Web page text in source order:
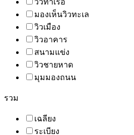
วิวท่าเรือ
มองเห็นวิวทะเล
วิวเมือง
วิวอาคาร
สนามแข่ง
วิวชายหาด
มุมมองถนน
รวม
เฉลียง
ระเบียง